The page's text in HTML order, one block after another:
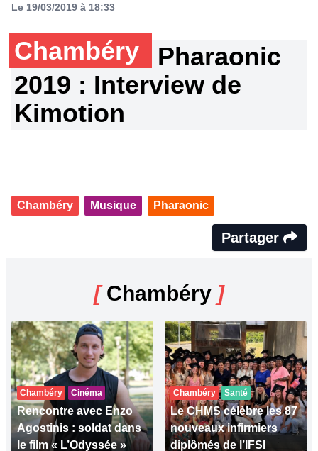
Le 19/03/2019 à 18:33
Chambéry
Pharaonic
2019 : Interview de
Kimotion
Chambéry Musique Pharaonic
Partager
[Chambéry ]
Chambéry Cinéma
Rencontre avec Enzo
Agostinis : soldat dans
le film « L’Odyssée »
Chambéry Santé
Le CHMS célèbre les 87
nouveaux infirmiers
diplômés de l’IFSI